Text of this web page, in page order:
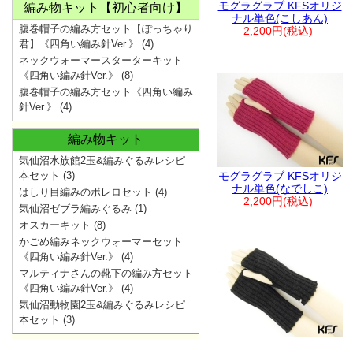
モグラグラブ KFSオリジ
ナル単色(こしあん)
2,200円(税込)
モグラグラブ KFSオリジ
ナル単色(なでしこ)
2,200円(税込)
編み物キット【初心者向け】
腹巻帽子の編み方セット【ぽっちゃり
君】《四角い編み針Ver.》
(4)
ネックウォーマースターターキット
《四角い編み針Ver.》
(8)
腹巻帽子の編み方セット《四角い編み
針Ver.》
(4)
編み物キット
気仙沼水族館2玉&編みぐるみレシピ
本セット (3)
はしり目編みのボレロセット (4)
気仙沼ゼブラ編みぐるみ (1)
オスカーキット (8)
かごめ編みネックウォーマーセット
《四角い編み針Ver.》
(4)
マルティナさんの靴下の編み方セット
《四角い編み針Ver.》
(4)
気仙沼動物園2玉&編みぐるみレシピ
本セット (3)